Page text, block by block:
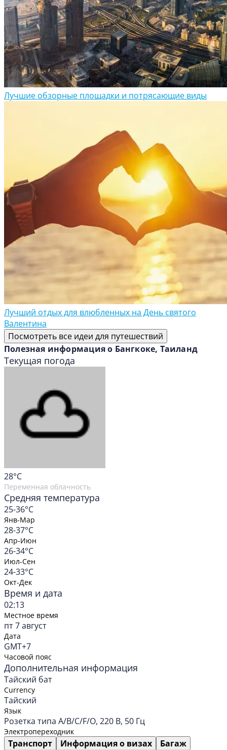
Лучшие обзорные площадки и потрясающие виды
Лучший отдых для влюбленных на День святого
Валентина
Посмотреть все идеи для путешествий
Полезная информация о Бангкоке, Таиланд
Текущая погода
28°C
Переменная облачность
Средняя температура
25-36°C
Янв-Мар
28-37°C
Апр-Июн
26-34°C
Июл-Сен
24-33°C
Окт-Дек
Время и дата
02:13
Местное время
пт 7 август
Дата
GMT+7
Часовой пояс
Дополнительная информация
Тайский бат
Currency
Тайский
Язык
Розетка типа A/B/C/F/O, 220 В, 50 Гц
Электропереходник
Транспорт Информация о визах
Багаж